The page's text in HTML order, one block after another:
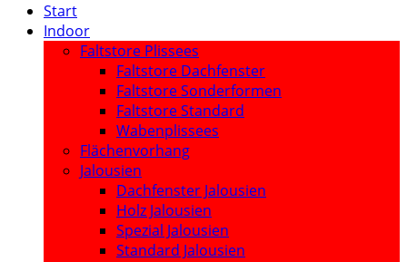
Start
Indoor
Faltstore Plissees
Faltstore Dachfenster
Faltstore Sonderformen
Faltstore Standard
Wabenplissees
Flächenvorhang
Jalousien
Dachfenster Jalousien
Holz Jalousien
Spezial Jalousien
Standard Jalousien